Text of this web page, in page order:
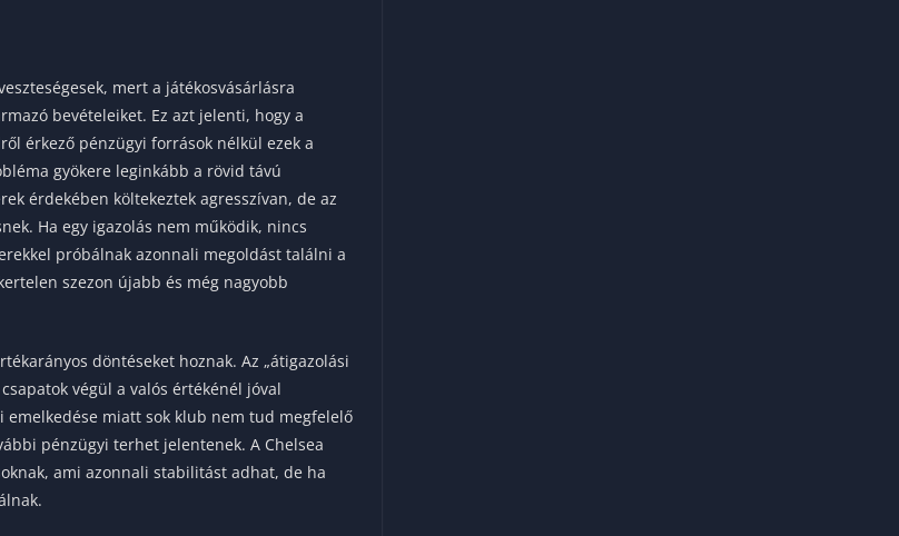
mert a játékosvásárlásra
bevételeiket. Ez azt jelenti, hogy a
érkező pénzügyi források nélkül ezek a
gyökere leginkább a rövid távú
érdekében költekeztek agresszívan, de az
Ha egy igazolás nem működik, nincs
próbálnak azonnali megoldást találni a
szezon újabb és még nagyobb
döntéseket hoznak. Az „átigazolási
végül a valós értékénél jóval
miatt sok klub nem tud megfelelő
pénzügyi terhet jelentenek. A Chelsea
ami azonnali stabilitást adhat, de ha